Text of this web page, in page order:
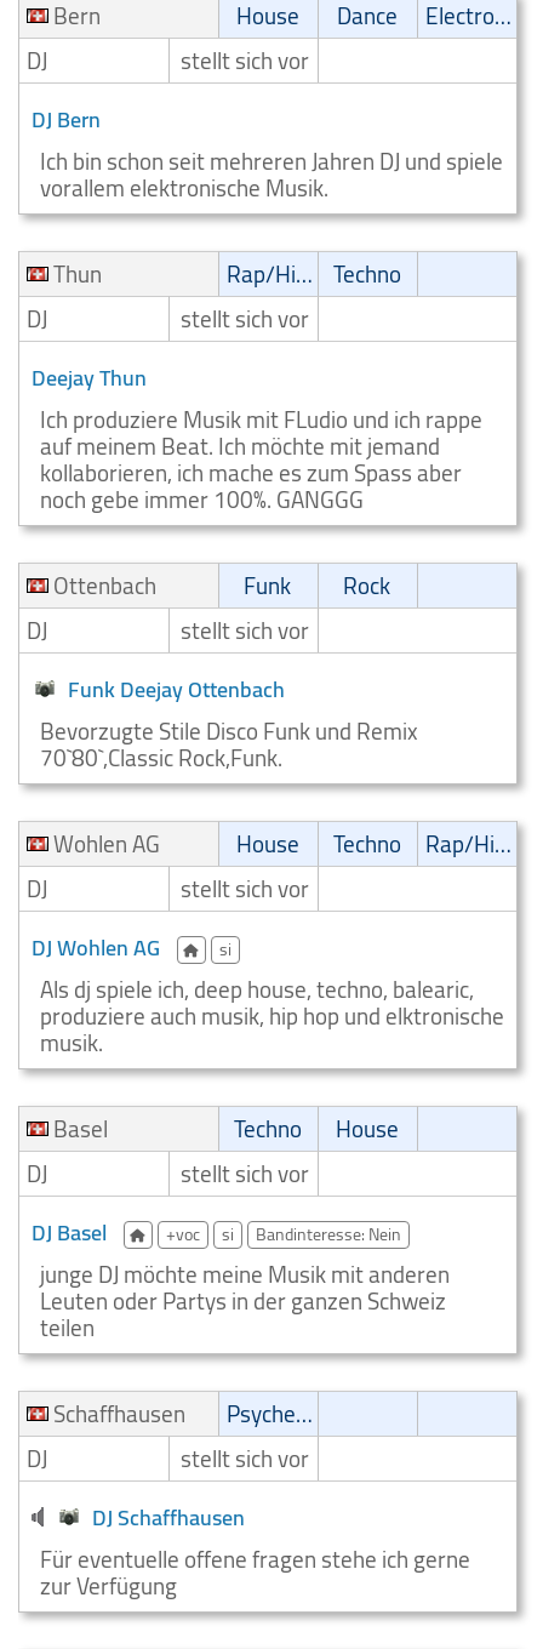
Bern House Dance
Electronic
DJ
stellt sich vor
DJ Bern
Ich bin schon seit mehreren Jahren DJ und spiele
vorallem elektronische Musik.
Thun
Rap/Hip-Hop/RnB Techno
DJ
stellt sich vor
Deejay Thun
Ich produziere Musik mit FLudio und ich rappe
auf meinem Beat. Ich möchte mit jemand
kollaborieren, ich mache es zum Spass aber
noch gebe immer 100%. GANGGG
Ottenbach
Funk
Rock
DJ
stellt sich vor
Funk Deejay Ottenbach
Bevorzugte Stile Disco Funk und Remix
70`80`,Classic Rock,Funk.
Wohlen AG
House Techno
Rap/Hip-Hop/RnB
DJ
stellt sich vor
DJ Wohlen AG si
Als dj spiele ich, deep house, techno, balearic,
produziere auch musik, hip hop und elktronische
musik.
Basel
Techno
House
DJ
stellt sich vor
DJ Basel +voc si Bandinteresse: Nein
junge DJ möchte meine Musik mit anderen
Leuten oder Partys in der ganzen Schweiz
teilen
Schaffhausen
Psychedelic
DJ
stellt sich vor
DJ Schaffhausen
Für eventuelle offene fragen stehe ich gerne
zur Verfügung